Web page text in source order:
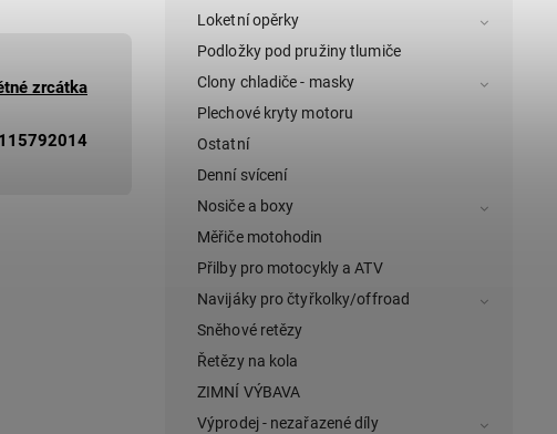
Loketní opěrky
Podložky pod pružiny tlumiče
Clony chladiče - masky
Plechové kryty motoru
Ostatní
Denní svícení
Nosiče a boxy
Měřiče motohodin
Přilby pro motocykly a ATV
Navijáky pro čtyřkolky/offroad
Sněhové retězy
Řetězy na kola
ZIMNÍ VÝBAVA
Výprodej - nezařazené díly
zrcátka
115792014